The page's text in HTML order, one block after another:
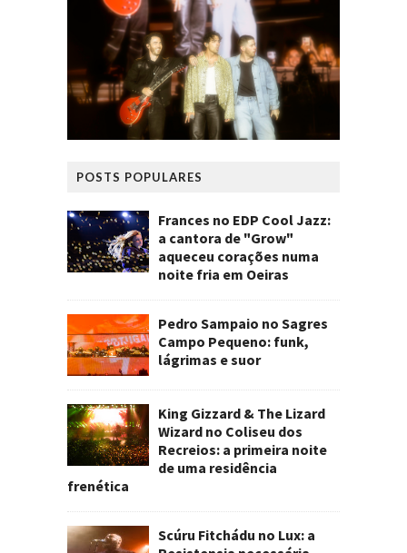
POSTS POPULARES
Frances no EDP Cool Jazz:
a cantora de "Grow"
aqueceu corações numa
noite fria em Oeiras
Pedro Sampaio no Sagres
Campo Pequeno: funk,
lágrimas e suor
King Gizzard & The Lizard
Wizard no Coliseu dos
Recreios: a primeira noite
de uma residência
frenética
Scúru Fitchádu no Lux: a